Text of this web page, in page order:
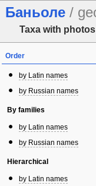
Баньоле /
Taxa with photos
Order
by Latin names
by Russian names
By families
by Latin names
by Russian names
Hierarchical
by Latin names